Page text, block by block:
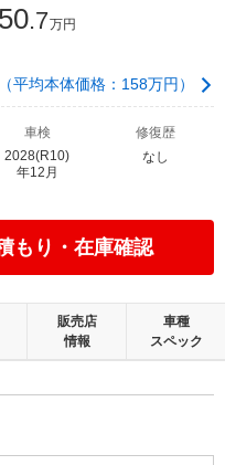
.7万円
平均本体価格：158万円）
車検
2028(R10)
年12月
修復歴
なし
もり・在庫確認
販売店
情報
車種
スペック